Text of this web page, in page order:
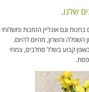
שלנו.
וגם אונליין הזמנות ומשלוחי
השפלה והשרון, מהיום להיום.
קבוע בשלל סחלבים, צמחי